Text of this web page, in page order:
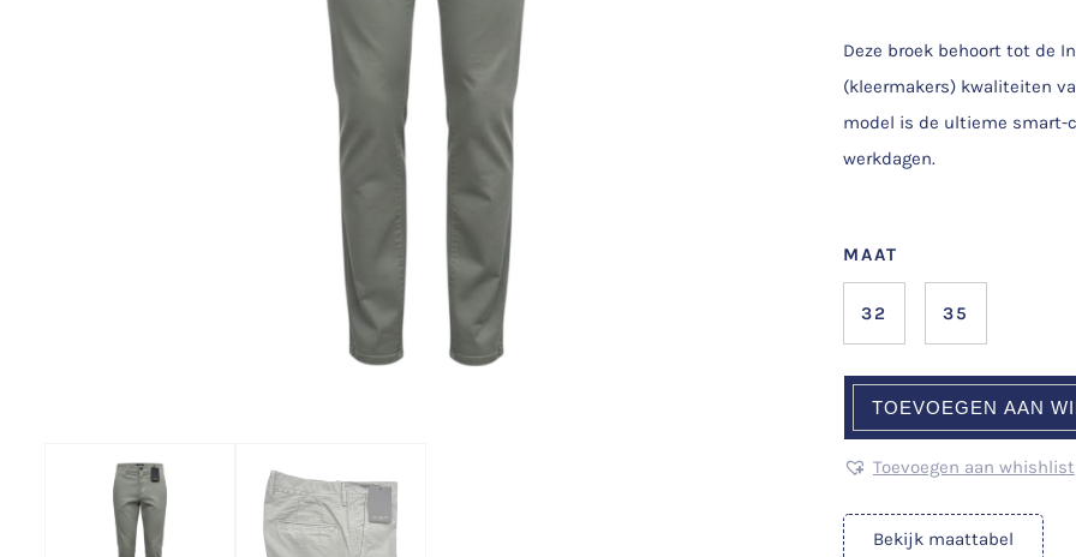
Deze broek behoort tot de
(kleermakers) kwaliteiten
model is de ultieme smart-
werkdagen.
MAAT
32 35
TOEVOEGEN AAN
Toevoegen aan whishlist
Bekijk maattabel